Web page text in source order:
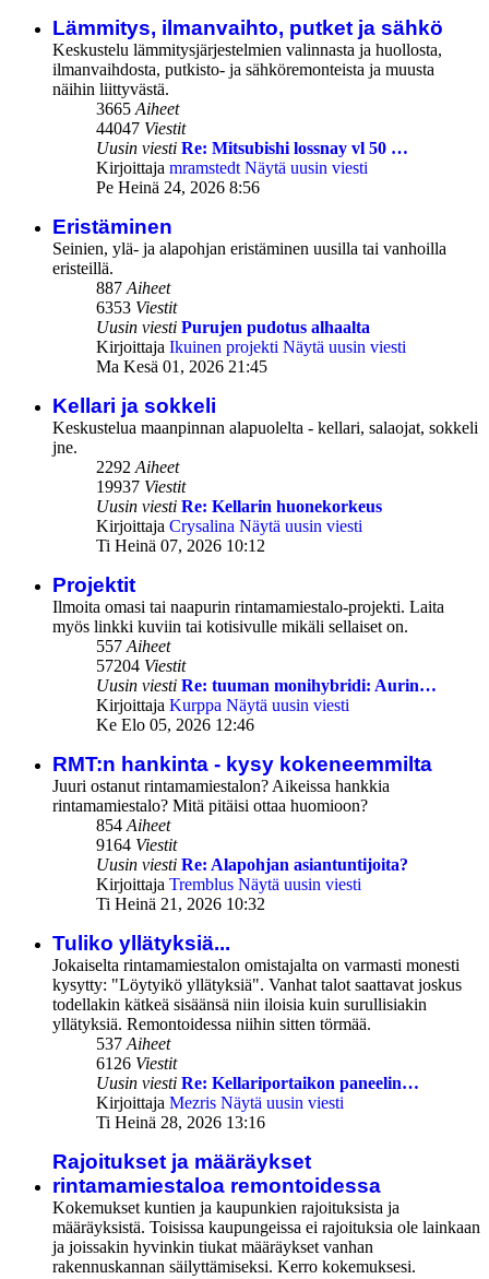
Lämmitys, ilmanvaihto, putket ja sähkö
Keskustelu lämmitysjärjestelmien valinnasta ja huollosta,
ilmanvaihdosta, putkisto- ja sähköremonteista ja muusta
näihin liittyvästä.
3665Aiheet
44047 Viestit
Uusin viesti Re: Mitsubishi lossnay vl 50 …
Kirjoittaja mramstedt Näytä uusin viesti
Pe Heinä 24, 2026 8:56
Eristäminen
Seinien, ylä- ja alapohjan eristäminen uusilla tai vanhoilla
eristeillä.
887Aiheet
6353 Viestit
Uusin viesti Purujen pudotus alhaalta
Kirjoittaja Ikuinen projekti Näytä uusin viesti
Ma Kesä 01, 2026 21:45
Kellari ja sokkeli
Keskustelua maanpinnan alapuolelta - kellari, salaojat, sokkeli
jne.
2292Aiheet
19937 Viestit
Uusin viesti Re: Kellarin huonekorkeus
Kirjoittaja Crysalina Näytä uusin viesti
Ti Heinä 07, 2026 10:12
Projektit
Ilmoita omasi tai naapurin rintamamiestalo-projekti. Laita
myös linkki kuviin tai kotisivulle mikäli sellaiset on.
557Aiheet
57204 Viestit
Uusin viesti Re: tuuman monihybridi: Aurin…
Kirjoittaja Kurppa Näytä uusin viesti
Ke Elo 05, 2026 12:46
RMT:n hankinta - kysy kokeneemmilta
Juuri ostanut rintamamiestalon? Aikeissa hankkia
rintamamiestalo? Mitä pitäisi ottaa huomioon?
854Aiheet
9164 Viestit
Uusin viesti Re: Alapohjan asiantuntijoita?
Kirjoittaja Tremblus Näytä uusin viesti
Ti Heinä 21, 2026 10:32
Tuliko yllätyksiä...
Jokaiselta rintamamiestalon omistajalta on varmasti monesti
kysytty: "Löytyikö yllätyksiä". Vanhat talot saattavat joskus
todellakin kätkeä sisäänsä niin iloisia kuin surullisiakin
yllätyksiä. Remontoidessa niihin sitten törmää.
537Aiheet
6126 Viestit
Uusin viesti Re: Kellariportaikon paneelin…
Kirjoittaja Mezris Näytä uusin viesti
Ti Heinä 28, 2026 13:16
Rajoitukset ja määräykset
rintamamiestaloa remontoidessa
Kokemukset kuntien ja kaupunkien rajoituksista ja
määräyksistä. Toisissa kaupungeissa ei rajoituksia ole lainkaan
ja joissakin hyvinkin tiukat määräykset vanhan
rakennuskannan säilyttämiseksi. Kerro kokemuksesi.